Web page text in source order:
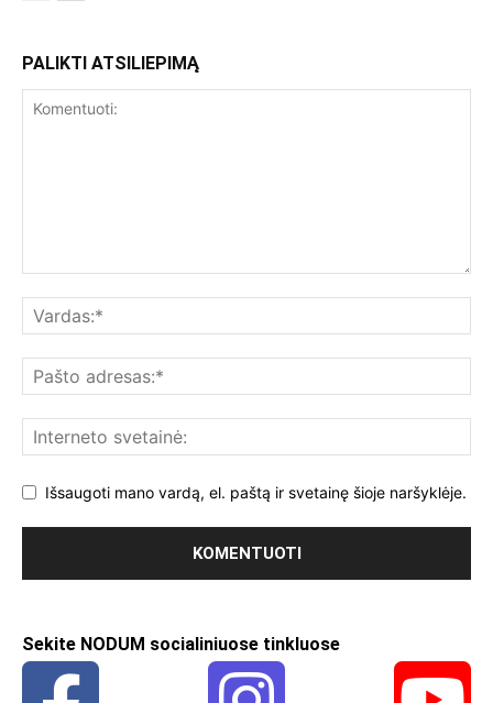
PALIKTI ATSILIEPIMĄ
Išsaugoti mano vardą, el. paštą ir svetainę šioje naršyklėje.
Sekite NODUM socialiniuose tinkluose